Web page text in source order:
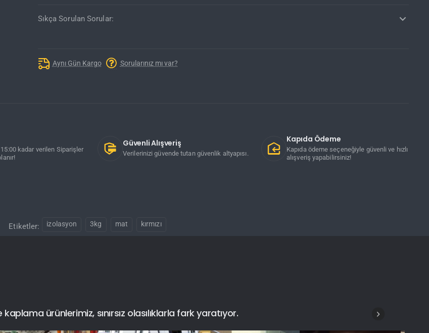
Sıkça Sorulan Sorular:
Aynı Gün Kargo Sorularınız mı var?
kadar verilen Siparişler
Güvenli Alışveriş
Verilerinizi güvende tutan güvenlik altyapısı.
Kapıda Ödeme
Kapıda ödeme seçeneğiyle güvenli ve hızlı
alışveriş yapabilirsiniz!
Etiketler: izolasyon 3kg mat kırmızı
ürünlerimiz, sınırsız olasılıklarla fark yaratıyor.